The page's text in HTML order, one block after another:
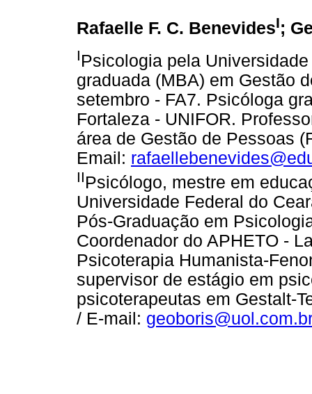
Rafaelle F. C. BenevidesI;
IPsicologia pela
graduada (MBA) em Gestão
setembro - FA7. Psicóloga
Fortaleza - UNIFOR.
área de Gestão de Pessoas
Email:
IIPsicólogo, mestre em
Universidade Federal do
Pós-Graduação em
Coordenador do APHETO -
Psicoterapia Humanista-
supervisor de estágio em
psicoterapeutas em Gestalt-
/ E-mail: